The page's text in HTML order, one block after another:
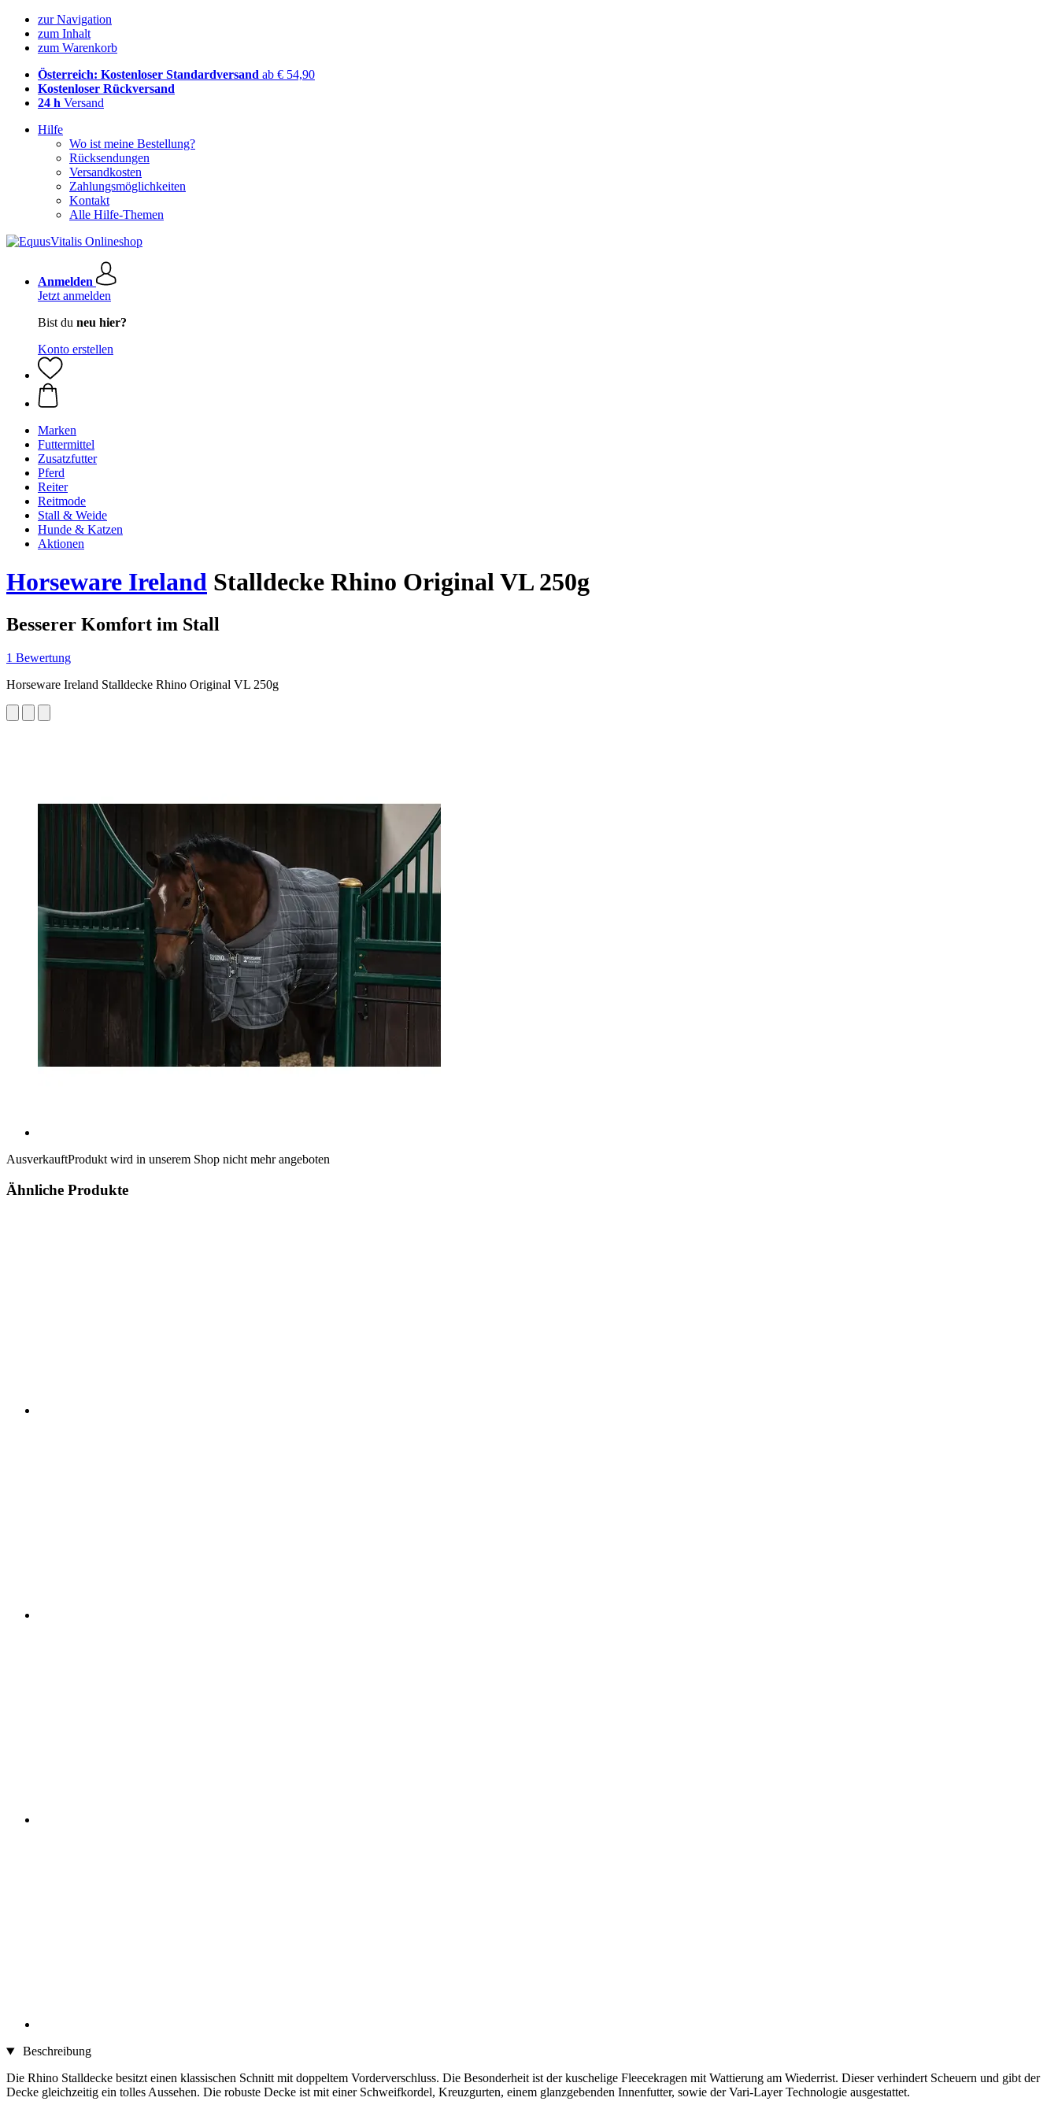
zur Navigation
zum Inhalt
zum Warenkorb
Österreich: Kostenloser Standardversand ab € 54,90
Kostenloser Rückversand
24 h Versand
Hilfe
Wo ist meine Bestellung?
Rücksendungen
Versandkosten
Zahlungsmöglichkeiten
Kontakt
Alle Hilfe-Themen
Anmelden
Jetzt anmelden
Bist du neu hier?
Konto erstellen
Marken
Futtermittel
Zusatzfutter
Pferd
Reiter
Reitmode
Stall & Weide
Hunde & Katzen
Aktionen
Horseware Ireland Stalldecke Rhino Original VL 250g
Besserer Komfort im Stall
1 Bewertung
Horseware Ireland Stalldecke Rhino Original VL 250g
AusverkauftProdukt wird in unserem Shop nicht mehr angeboten
Ähnliche Produkte
Beschreibung
Die Rhino Stalldecke besitzt einen klassischen Schnitt mit doppeltem Vorderverschluss. Die Besonderheit ist der kuschelige Fleecekragen mit Wattierung am Wiederrist. Dieser verhindert Scheuern und gibt der
Decke gleichzeitig ein tolles Aussehen. Die robuste Decke ist mit einer Schweifkordel, Kreuzgurten, einem glanzgebenden Innenfutter, sowie der Vari-Layer Technologie ausgestattet.